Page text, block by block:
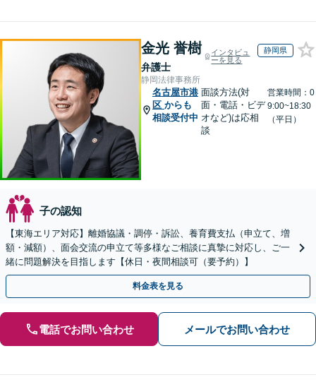
金光 誉樹
弁護士
インタビュ
ーを見る
静岡県
静岡法律事務所
名古屋市港
区 からも
相談受付中
面談方法(対
面・電話・ビデ
オなど)は応相
談
営業時間：0
9:00~18:30
（平日）
子の認知
【東海エリア対応】離婚協議・調停・訴訟、養育費支払（申立て、増
額・減額）、面会交流の申立て等多様なご相談に真摯に対応し、ご一
緒に問題解決を目指します【休日・夜間相談可（要予約）】
料金表を見る
電話でお問い合わせ メールでお問い合わせ